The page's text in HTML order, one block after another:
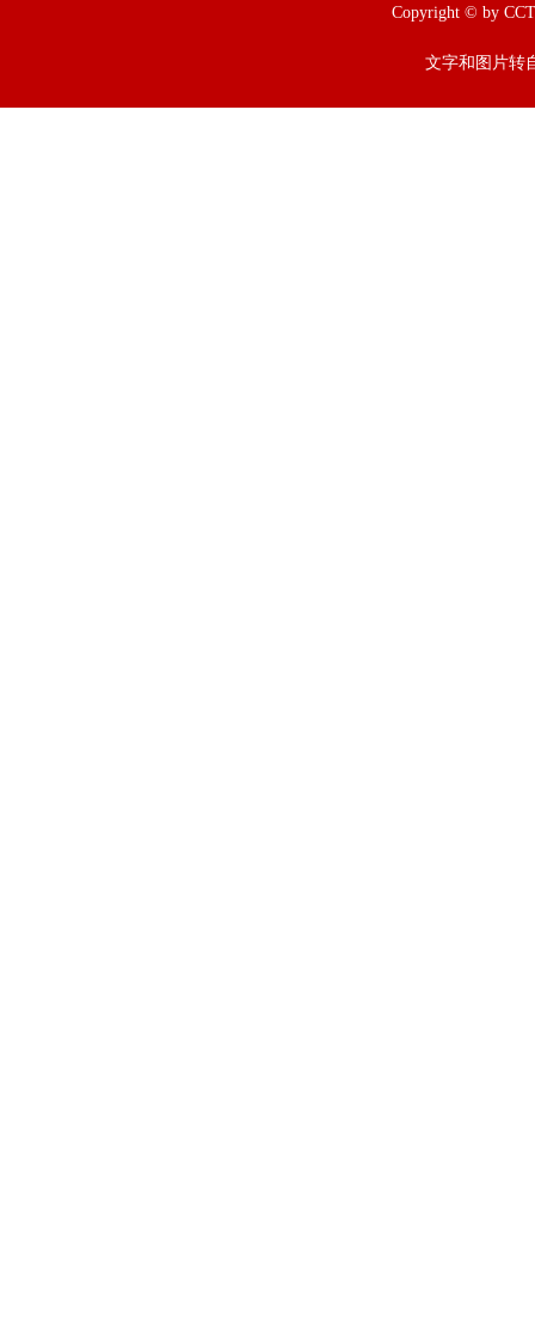
Copyright © by
文字和图片转